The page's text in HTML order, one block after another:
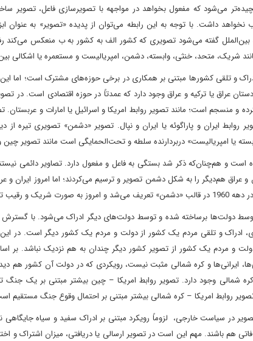
می‌شود که مفعول بخواهد در مواجهه با تصویرسازی فاعل، تصویر
نخواهد داشت. با توجه به این رابطه می‌توان از پدیده «تصویر» به
بین‌الملل گفته می‌شود تصویری که کشور الف به کشور به ب منعکس می‌کند
شریک، متحد، خنثی، وابسته، دشمن، امپریالیست و مستعمره یا اشکالی
و تلقی کشورها مبتنی بر همکاری در برخی حوزه‌های مشترک است؛ اما
عراق یا ترکیه و عراق وجود دارد که عمدتاً در حوزه اقتصادی است.
و منسجم است؛ مانند تصویر روابط امریکا و اسرائیل یا امارات و
روابط ایران و پاراگوئه یا ایران و نپال. تصویر «دشمن» تصویری تیره از
یا امپریالیست» دربردارنده سلطه و تحت‌الحمایگی است مانند تصویر چین
است و هم‌چنان‌که ذکر شد بستگی به فاعل و مفعول دارد. تصاویر دائمی
و عراق هم‌دیگر را به شکل دشمن تصویر و ترسیم می‌کردند؛ اما امروز ایران
شریک و رقیب تجاری.
دولت‌ها برساخته شده و توسط دولت‌های دیگر ادراک می‌شود. با گسترش
ادراک و تلقی مردم یک کشور از دولت و مردم یک کشور دیگر است. در این
و مردم یک کشور از تصویر کشور دیگر چندان به هم نزدیک نباشد. بر
ایرانی‌ها و کره شمالی مثبت نیست، رویکردی که در دولت آن کشور هم
شمالی وجود دارد. تصویر روابط امریکا – چین بیشتر مبتنی بر یک جنگ
روابط امریکا – کره شمالی بیشتر مبتنی بر احتمال وقوع جنگ مستقیم
در سیاست خارجی، لزوماً رویکرد مبتنی بر ادراک سفید و سیاه
هم باشند. مهم این است در تصویر ارسالی یا دریافتی، میزان اشتراک